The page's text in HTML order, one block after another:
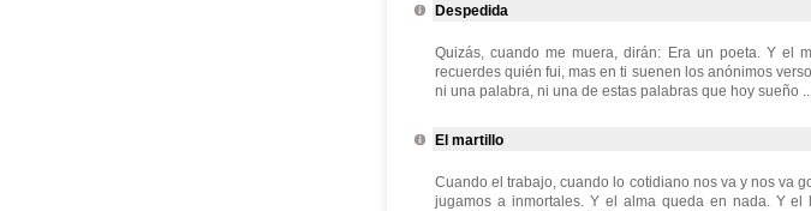
Despedida
Quizás, cuando me muera, dirán: Era un poeta. Y el
recuerdes quién fui, mas en ti suenen los anónimos
ni una palabra, ni una de estas palabras que hoy sueño
El martillo
Cuando el trabajo, cuando lo cotidiano nos va y nos va
jugamos a inmortales. Y el alma queda en nada. Y